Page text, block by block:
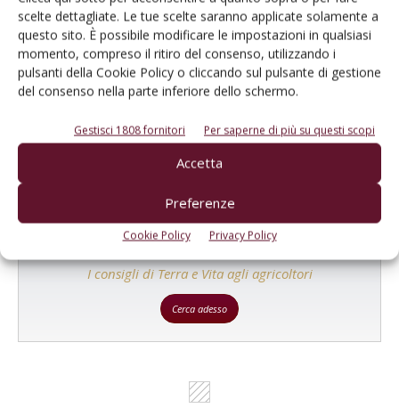
scelte dettagliate. Le tue scelte saranno applicate solamente a
questo sito. È possibile modificare le impostazioni in qualsiasi
momento, compreso il ritiro del consenso, utilizzando i
pulsanti della Cookie Policy o cliccando sul pulsante di gestione
del consenso nella parte inferiore dello schermo.
Gestisci 1808 fornitori Per saperne di più su questi scopi
Accetta
Preferenze
Cookie Policy Privacy Policy
Catalogo Aziende e Prodotti
Un modo semplice per cercare un'azienda o un
Cerca adesso
L'Esperto risponde
I consigli di Terra e Vita agli agricoltori
Cerca adesso